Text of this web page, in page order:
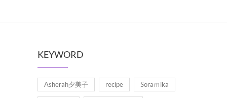
KEYWORD
Asherah夕美子 recipe Soraｍika